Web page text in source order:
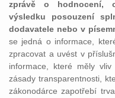
zprávě o hodnocení,
výsledku posouzení
dodavatele nebo v
se jedná o informace,
zpracovat a uvést v
informace, které měly
zásady transparentnosti,
zákonodárce zapotřebí